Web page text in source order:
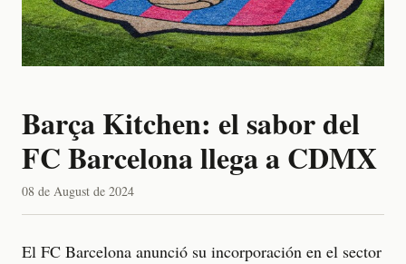
Barça Kitchen: el sabor del
FC Barcelona llega a CDMX
08 de August de 2024
El FC Barcelona anunció su incorporación en el sector